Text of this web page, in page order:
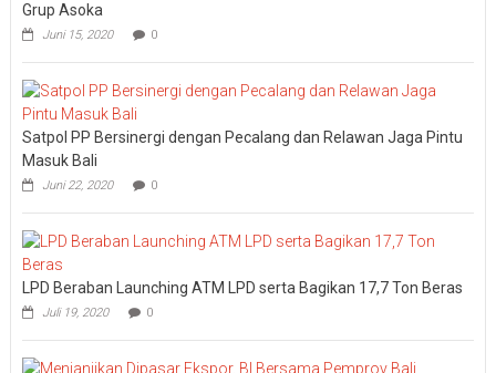
Grup Asoka
Juni 15, 2020 0
Satpol PP Bersinergi dengan Pecalang dan Relawan Jaga Pintu
Masuk Bali
Juni 22, 2020 0
LPD Beraban Launching ATM LPD serta Bagikan 17,7 Ton Beras
Juli 19, 2020 0